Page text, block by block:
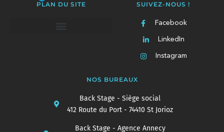
PLAN DU SITE SUIVEZ-NOUS !
Facebook
LinkedIn
Instagram
NOS BUREAUX
Back Stage - Siège social
412 Route du Port - 74410 St Jorioz
Back Stage - Agence Annecy